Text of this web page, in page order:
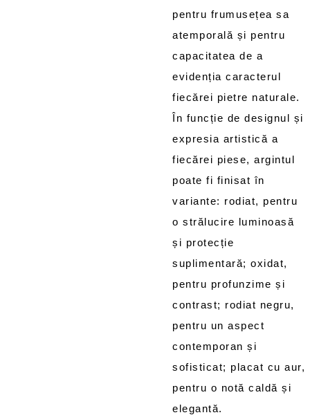
pentru frumusețea sa
atemporală și pentru
capacitatea de a
evidenția caracterul
fiecărei pietre naturale.
În funcție de designul și
expresia artistică a
fiecărei piese, argintul
poate fi finisat în
variante: rodiat, pentru
o strălucire luminoasă
și protecție
suplimentară; oxidat,
pentru profunzime și
contrast; rodiat negru,
pentru un aspect
contemporan și
sofisticat; placat cu aur,
pentru o notă caldă și
elegantă.